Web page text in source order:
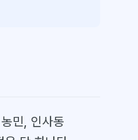
민, 인사동